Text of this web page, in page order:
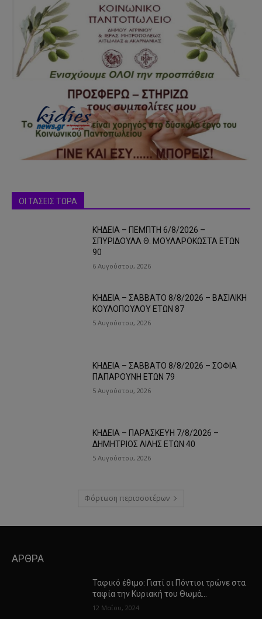
ΟΙ ΤΑΣΕΙΣ ΤΩΡΑ
ΚΗΔΕΙΑ – ΠΕΜΠΤΗ 6/8/2026 –
ΣΠΥΡΙΔΟΥΛΑ Θ. ΜΟΥΛΑΡΟΚΩΣΤΑ ΕΤΩΝ
90
6 Αυγούστου, 2026
ΚΗΔΕΙΑ – ΣΑΒΒΑΤΟ 8/8/2026 – ΒΑΣΙΛΙΚΗ
ΚΟΥΛΟΠΟΥΛΟΥ ΕΤΩΝ 87
5 Αυγούστου, 2026
ΚΗΔΕΙΑ – ΣΑΒΒΑΤΟ 8/8/2026 – ΣΟΦΙΑ
ΠΑΠΑΡΟΥΝΗ ΕΤΩΝ 79
5 Αυγούστου, 2026
ΚΗΔΕΙΑ – ΠΑΡΑΣΚΕΥΗ 7/8/2026 –
ΔΗΜΗΤΡΙΟΣ ΛΙΛΗΣ ΕΤΩΝ 40
5 Αυγούστου, 2026
Φόρτωση περισσοτέρων
ΑΡΘΡΑ
Ταφικό έθιμο: Γιατί οι Πόντιοι τρώνε στα
ταφία την Κυριακή του Θωμά…
12 Μαΐου, 2024